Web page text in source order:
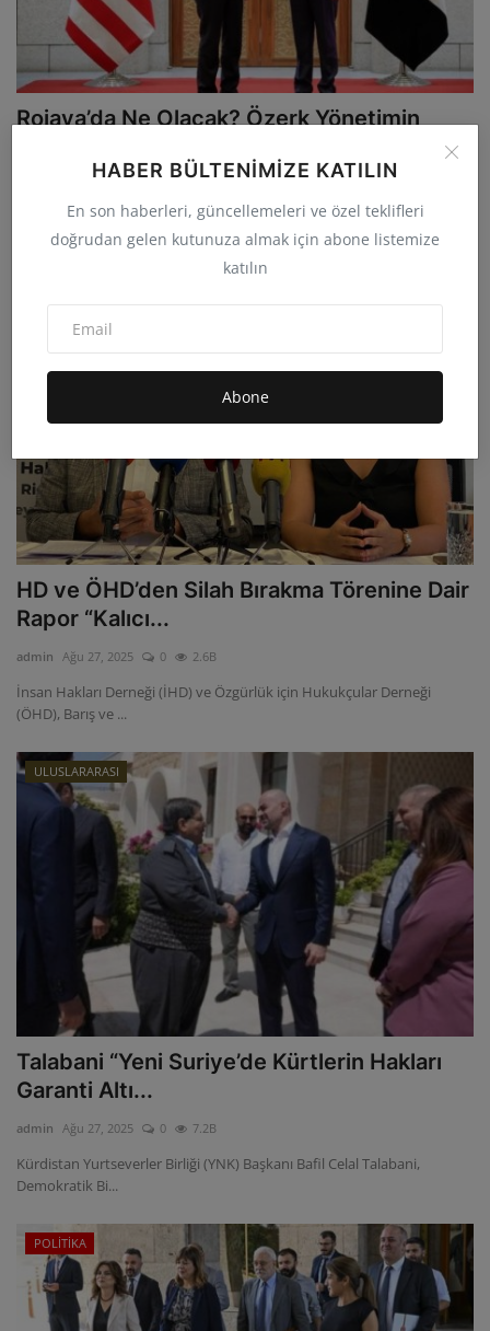
HABER BÜLTENIMIZE KATILIN
En son haberleri, güncellemeleri ve özel teklifleri
doğrudan gelen kutunuza almak için abone listemize
katılın
Abone
Rojava’da Ne Olacak? Özerk Yönetimin
Suriye’nin kuzeyinde Kürtlerin öncülüğünde kurulan Kuzey ve Doğu
Suriye Demokrat...
HD ve ÖHD’den Silah Bırakma Törenine Dair
Rapor “Kalıcı...
admin Ağu 27, 2025 0 2.6B
İnsan Hakları Derneği (İHD) ve Özgürlük için Hukukçular Derneği
(ÖHD), Barış ve ...
ULUSLARARASI
Talabani “Yeni Suriye’de Kürtlerin Hakları
Garanti Altı...
admin Ağu 27, 2025 0 7.2B
Kürdistan Yurtseverler Birliği (YNK) Başkanı Bafil Celal Talabani,
Demokratik Bi...
POLİTİKA